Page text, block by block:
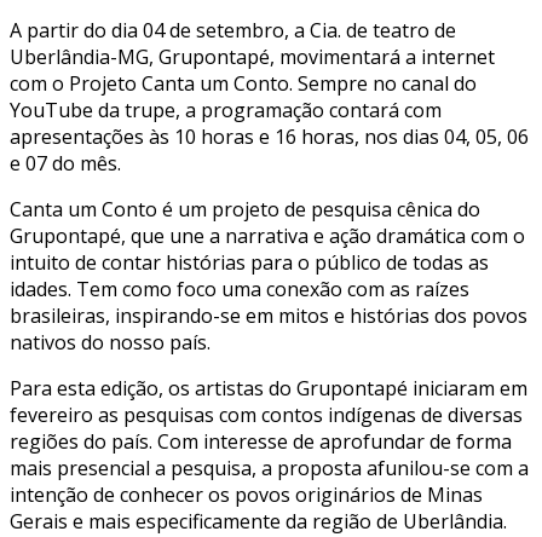
A partir do dia 04 de setembro, a Cia. de teatro de
Uberlândia-MG, Grupontapé, movimentará a internet
com o Projeto Canta um Conto. Sempre no canal do
YouTube da trupe, a programação contará com
apresentações às 10 horas e 16 horas, nos dias 04, 05, 06
e 07 do mês.
Canta um Conto é um projeto de pesquisa cênica do
Grupontapé, que une a narrativa e ação dramática com o
intuito de contar histórias para o público de todas as
idades. Tem como foco uma conexão com as raízes
brasileiras, inspirando-se em mitos e histórias dos povos
nativos do nosso país.
Para esta edição, os artistas do Grupontapé iniciaram em
fevereiro as pesquisas com contos indígenas de diversas
regiões do país. Com interesse de aprofundar de forma
mais presencial a pesquisa, a proposta afunilou-se com a
intenção de conhecer os povos originários de Minas
Gerais e mais especificamente da região de Uberlândia.